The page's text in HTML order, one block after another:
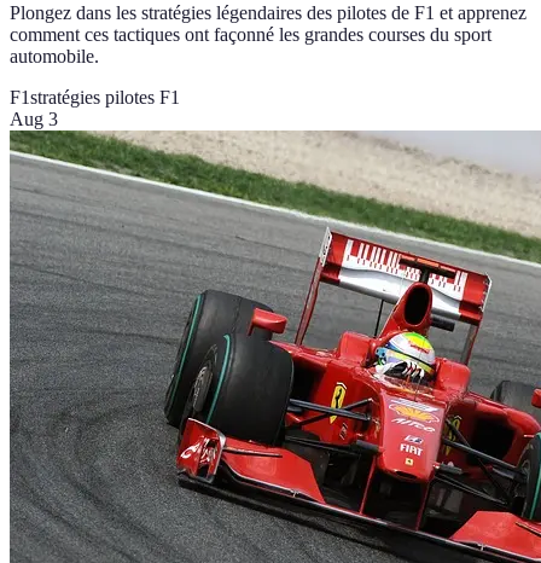
Plongez dans les stratégies légendaires des pilotes de F1 et apprenez
comment ces tactiques ont façonné les grandes courses du sport
automobile.
F1stratégies pilotes F1
Aug 3